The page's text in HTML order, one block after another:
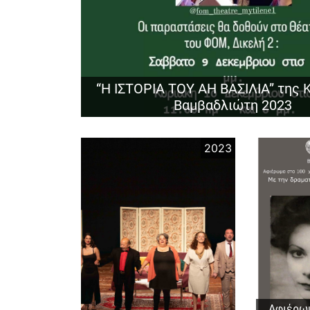
“Η ΙΣΤΟΡΙΑ ΤΟΥ ΑΗ ΒΑΣΙΛΙΑ” της
Βαμβαδλιώτη 2023
2023